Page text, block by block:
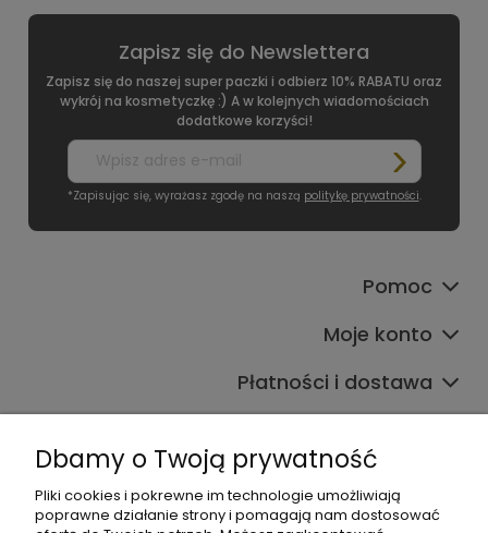
Zapisz się do Newslettera
Zapisz się do naszej super paczki i odbierz 10% RABATU oraz
wykrój na kosmetyczkę :) A w kolejnych wiadomościach
dodatkowe korzyści!
*Zapisując się, wyrażasz zgodę na naszą politykę prywatności.
Pomoc
Moje konto
Płatności i dostawa
Dbamy o Twoją prywatność
Pliki cookies i pokrewne im technologie umożliwiają
poprawne działanie strony i pomagają nam dostosować